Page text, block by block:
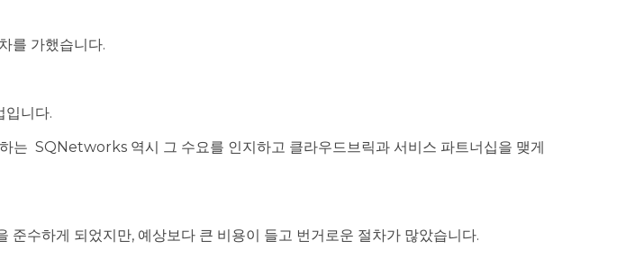
를 가했습니다.
니다.
는 SQNetworks 역시 그 수요를 인지하고 클라우드브릭과 서비스 파트너십을 맺게
수하게 되었지만, 예상보다 큰 비용이 들고 번거로운 절차가 많았습니다.